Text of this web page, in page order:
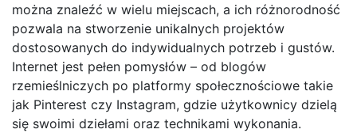
można znaleźć w wielu miejscach, a ich różnorodność
pozwala na stworzenie unikalnych projektów
dostosowanych do indywidualnych potrzeb i gustów.
Internet jest pełen pomysłów – od blogów
rzemieślniczych po platformy społecznościowe takie
jak Pinterest czy Instagram, gdzie użytkownicy dzielą
się swoimi dziełami oraz technikami wykonania.